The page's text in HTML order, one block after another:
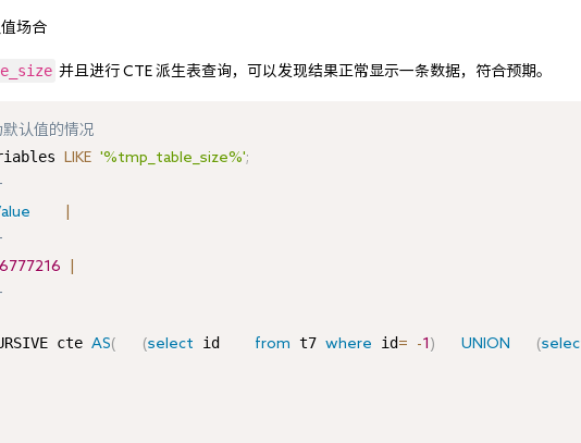
场合
并且进行 CTE 派生表查询，可以发现结果正常显示一条数据，符合预期。
认值的情况
LIKE '%tmp_table_size%';
cte AS( (select id from t7 where id = -1 ) UNION (